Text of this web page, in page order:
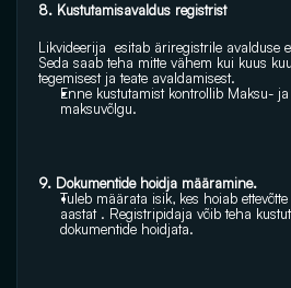
8. Kustutamisavaldus registrist
Likvideerija  esitab äriregistrile avalduse
Seda saab teha mitte vähem kui kuus
tegemisest ja teate avaldamisest.
Enne kustutamist kontrollib Maksu- ja
maksuvõlgu.
9. Dokumentide hoidja määramine.
Tuleb määrata isik, kes hoiab
aastat . Registripidaja võib teha
dokumentide hoidjata.